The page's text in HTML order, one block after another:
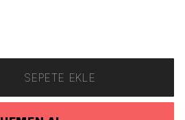
SEPETE EKLE